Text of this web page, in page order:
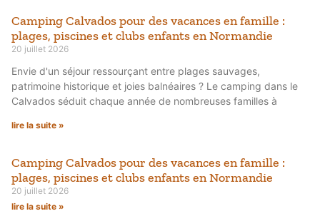
Camping Calvados pour des vacances en famille :
plages, piscines et clubs enfants en Normandie
20 juillet 2026
Envie d'un séjour ressourçant entre plages sauvages,
patrimoine historique et joies balnéaires ? Le camping dans le
Calvados séduit chaque année de nombreuses familles à
lire la suite »
Camping Calvados pour des vacances en famille :
plages, piscines et clubs enfants en Normandie
20 juillet 2026
lire la suite »